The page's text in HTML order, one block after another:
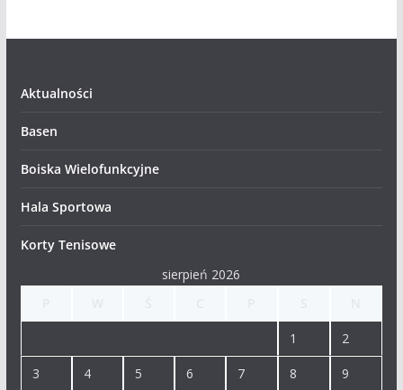
Aktualności
Basen
Boiska Wielofunkcyjne
Hala Sportowa
Korty Tenisowe
sierpień 2026
1 2
3 4 5 6 7 8 9